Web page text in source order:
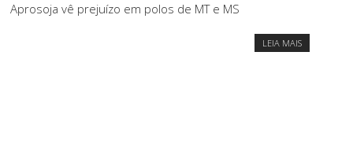
Aprosoja vê prejuízo em polos de MT e MS
LEIA MAIS